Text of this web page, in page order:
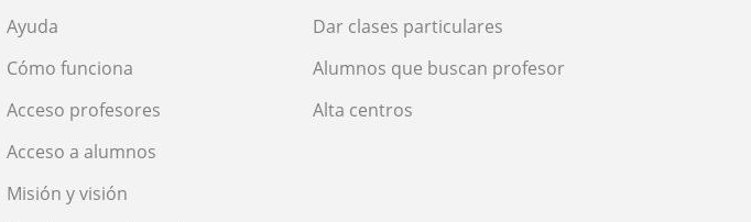
Ayuda
Cómo funciona
Acceso profesores
Acceso a alumnos
Misión y visión
Dar clases particulares
Alumnos que buscan profesor
Alta centros